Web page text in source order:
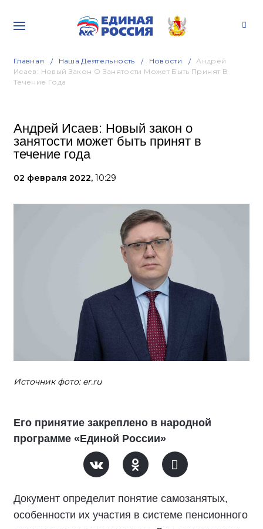
Главная Наша Деятельность Новости
Андрей
Исаев: Новый Закон О Занятости Может Быть Принят В
Течение Года
Андрей Исаев: Новый закон о
занятости может быть принят в
течение года
02 февраля 2022, 10:29
Источник фото: er.ru
Его принятие закреплено в народной
программе «Единой России»
Документ определит понятие самозанятых,
особенности их участия в системе пенсионного